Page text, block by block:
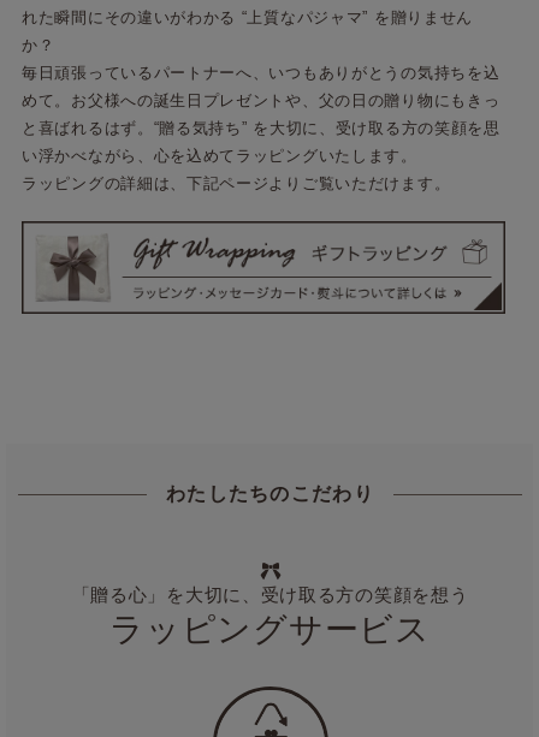
れた瞬間にその違いがわかる “上質なパジャマ” を贈りません
か？
毎日頑張っているパートナーへ、いつもありがとうの気持ちを込
めて。お父様への誕生日プレゼントや、父の日の贈り物にもきっ
と喜ばれるはず。 “贈る気持ち” を大切に、受け取る方の笑顔を思
い浮かべながら、心を込めてラッピングいたします。
ラッピングの詳細は、下記ページよりご覧いただけます。
わたしたちのこだわり
「贈る心」を大切に、受け取る方の笑顔を想う
ラッピングサービス